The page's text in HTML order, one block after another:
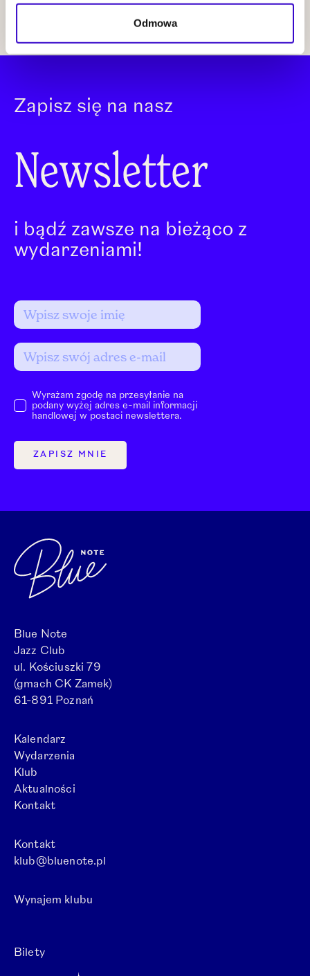
Odmowa
zobacz więcej
Zapisz się na nasz
Newsletter
i bądź zawsze na bieżąco z
wydarzeniami!
Wyrażam zgodę na przesyłanie na
podany wyżej adres e-mail informacji
handlowej w postaci newslettera.
ZAPISZ MNIE
Blue Note
Jazz Club
ul. Kościuszki 79
(gmach CK Zamek)
61-891 Poznań
Kalendarz
Wydarzenia
Klub
Aktualności
Kontakt
Kontakt
klub@bluenote.pl
Wynajem klubu
BiletyOtwórz link w nowej karcie.